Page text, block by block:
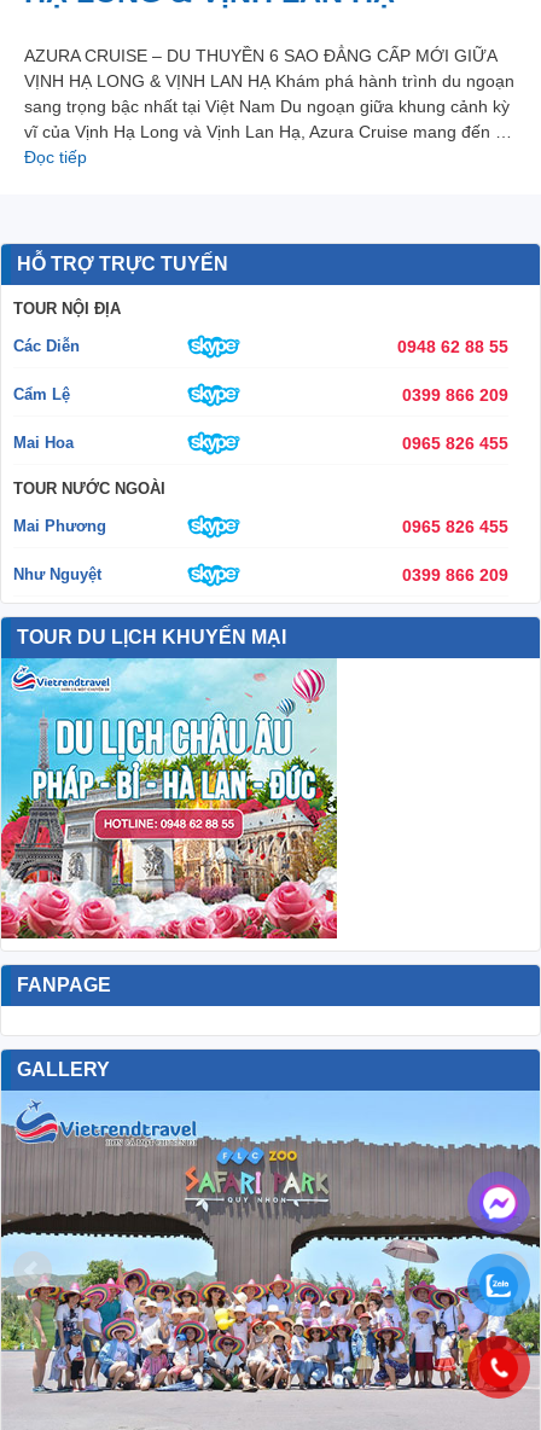
AZURA CRUISE – DU THUYỀN 6 SAO ĐẲNG CẤP MỚI GIỮA
VỊNH HẠ LONG & VỊNH LAN HẠ Khám phá hành trình du ngoạn
sang trọng bậc nhất tại Việt Nam Du ngoạn giữa khung cảnh kỳ
vĩ của Vịnh Hạ Long và Vịnh Lan Hạ, Azura Cruise mang đến …
Đọc tiếp
CAPELLA CRUISE – HÀNH TRÌNH
NGHỈ DƯỠNG 5 SAO ĐẲNG CẤP
TRÊN VỊNH HẠ LONG & LAN HẠ
CAPELLA CRUISE – HÀNH TRÌNH NGHỈ DƯỠNG 5 SAO ĐẲNG
CẤP TRÊN VỊNH HẠ LONG & LAN HẠ Có rất nhiều cách để
khám phá vẻ đẹp ngoạn mục của Vịnh Hạ Long, nhưng Capella
Cruise mang đến một trải nghiệm hoàn toàn khác biệt – nơi sự
sang …Đọc tiếp
SIGNATURE CRUISE – HÀNH
TRÌNH DU THUYỀN 5 SAO ĐẲNG
CẤP TRÊN VỊNH BÁI TỬ LONG
SIGNATURE CRUISE – HÀNH TRÌNH DU THUYỀN 5 SAO
ĐẲNG CẤP TRÊN VỊNH BÁI TỬ LONG Khám phá vẻ đẹp
nguyên sơ của Vịnh Bái Tử Long cùng Signature Cruise Rời xa
sự đông đúc, náo nhiệt của các tuyến du lịch quen thuộc,